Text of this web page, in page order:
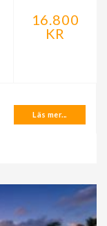
16.800
KR
Läs mer...